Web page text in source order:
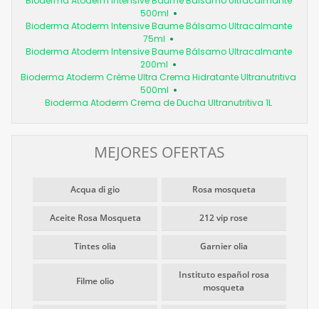
500ml
Bioderma Atoderm Intensive Baume Bálsamo Ultracalmante
75ml
Bioderma Atoderm Intensive Baume Bálsamo Ultracalmante
200ml
Bioderma Atoderm Crème Ultra Crema Hidratante Ultranutritiva
500ml
Bioderma Atoderm Crema de Ducha Ultranutritiva 1L
MEJORES OFERTAS
Acqua di gio Rosa mosqueta
Aceite Rosa Mosqueta 212 vip rose
Tintes olia Garnier olia
Filme olio
Instituto español rosa
mosqueta